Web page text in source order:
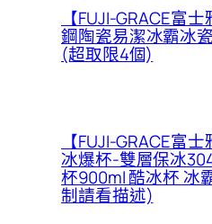
【FUJI-GRACE富
鋼陶瓷易潔冰霸冰
(超取限4個)
【FUJI-GRACE富
冰爆杯-雙層保冰
杯900ml 酷冰杯 冰
制請看描述)